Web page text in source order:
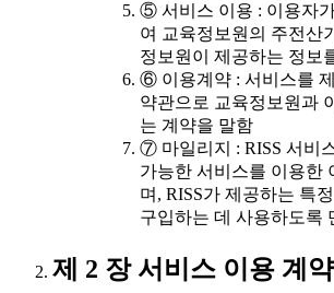
⑤ 서비스 이용 : 이용자
여 교육정보원의 주전산
정보원이 제공하는 정보
⑥ 이용계약 : 서비스를
약관으로 교육정보원과
는 계약을 말함
⑦ 마일리지 : RISS 서비
가능한 서비스를 이용한
며, RISS가 제공하는 특
구입하는 데 사용하도록
제 2 장 서비스 이용 계약